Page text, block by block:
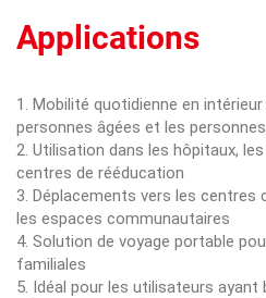
Applications
1. Mobilité quotidienne en
personnes âgées et les
2. Utilisation dans les hôpitaux,
centres de rééducation
3. Déplacements vers les centres
les espaces communautaires
4. Solution de voyage portable
familiales
5. Idéal pour les utilisateurs